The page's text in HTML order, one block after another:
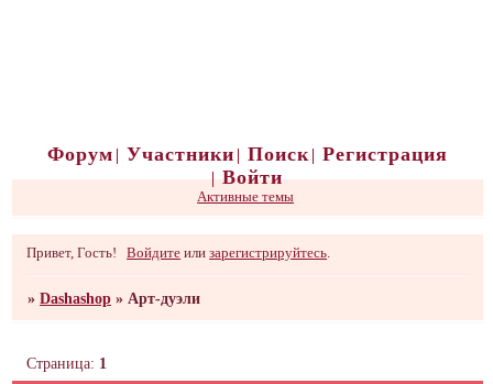
Форум Участники Поиск
Регистрация
Войти
Активные темы
Привет, Гость! Войдите илизарегистрируйтесь
»Dashashop » Арт-дуэли
Страница: 1